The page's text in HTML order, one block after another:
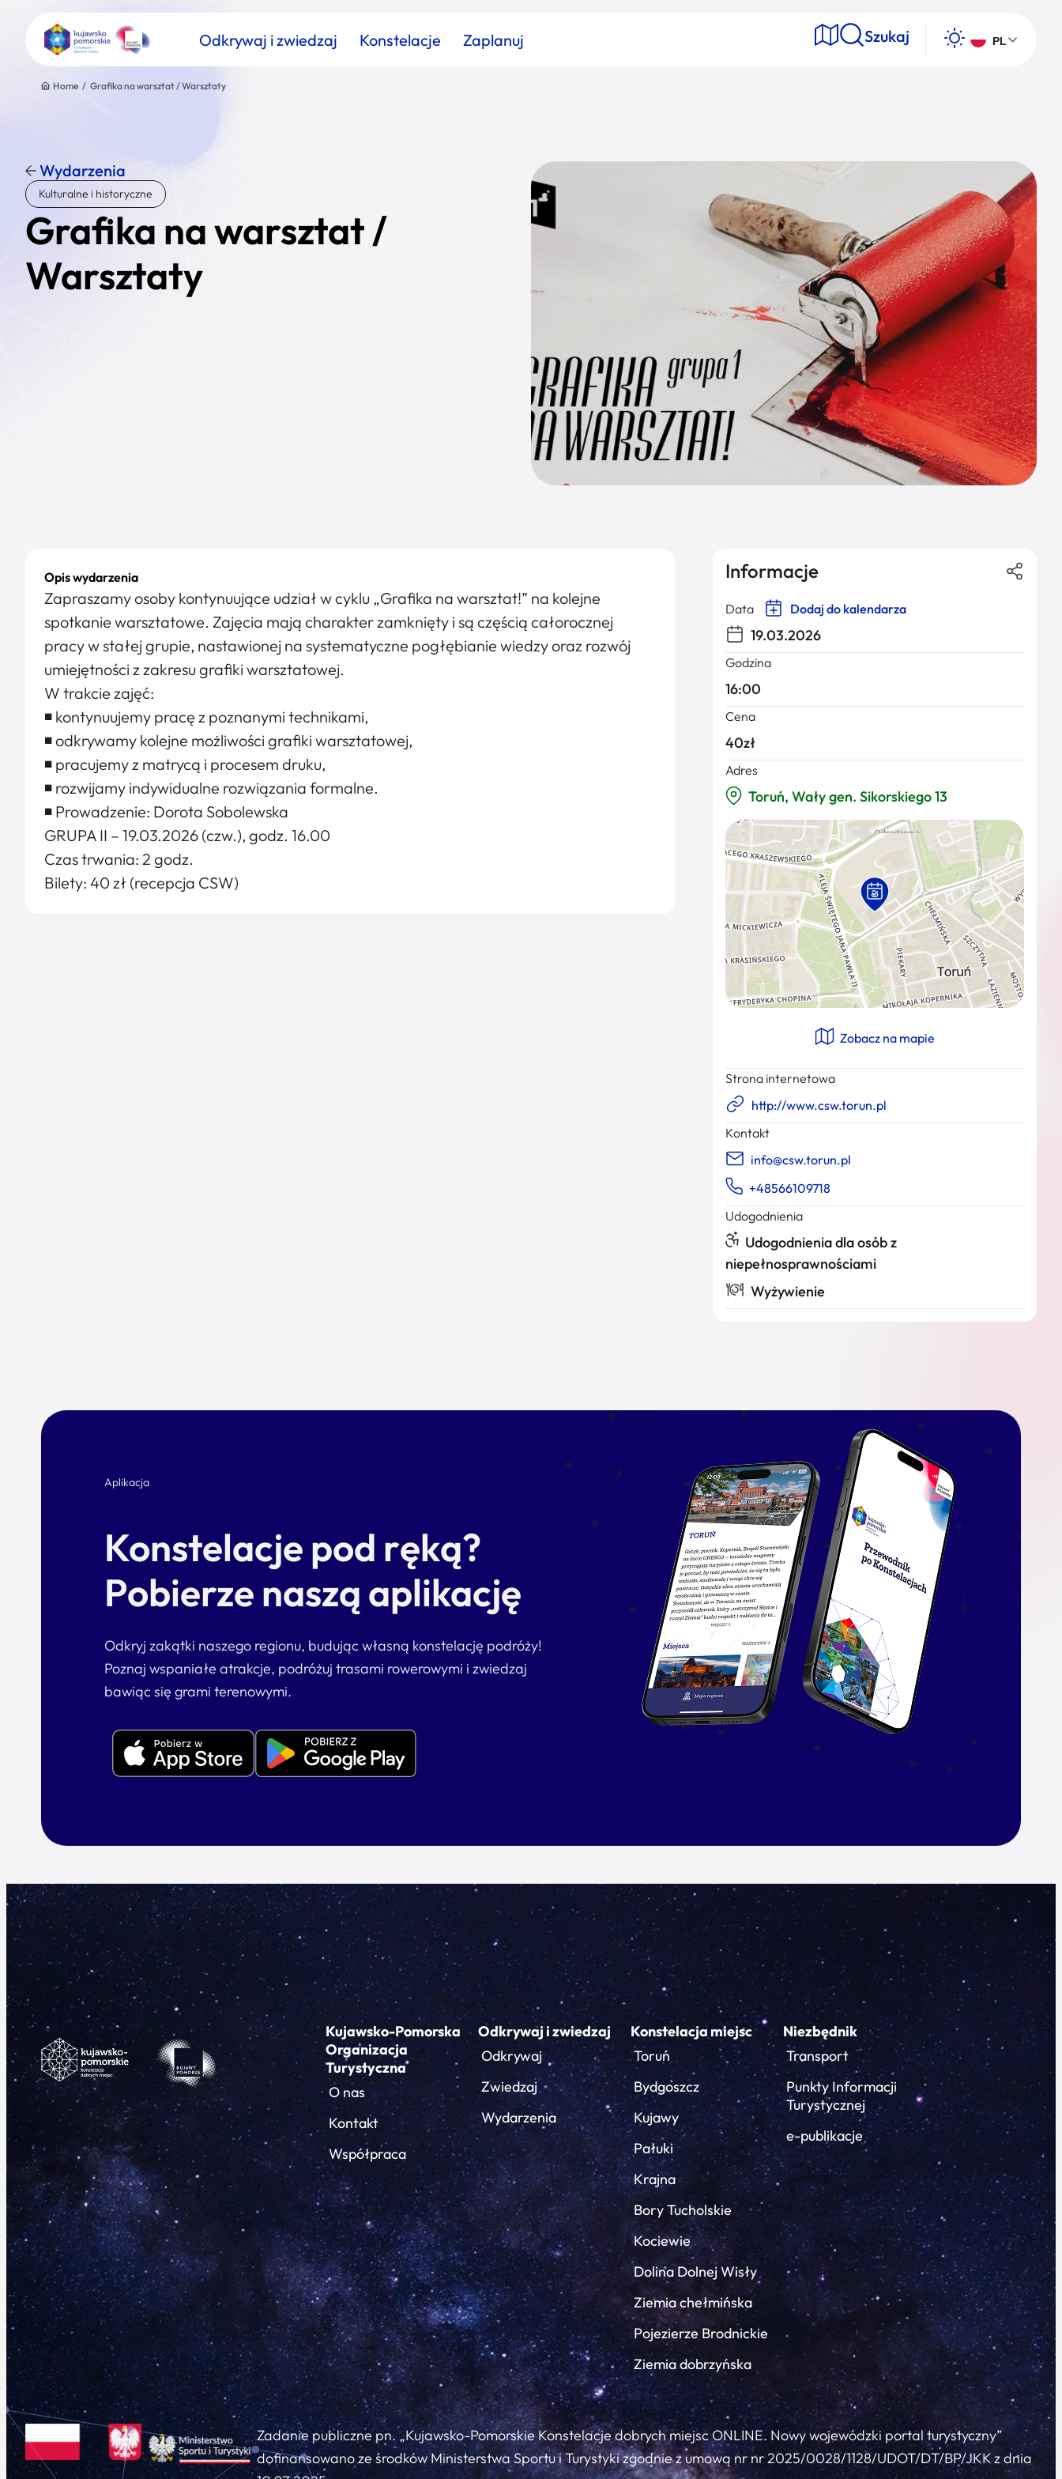
Odkrywaj i zwiedzaj Konstelacje Zaplanuj Szukaj PL
Znajdź atrakcję
Nazwa atrakcji Wyszukaj
Home / Grafika na warsztat / Warsztaty
Wydarzenia
Kulturalne i historyczne
Grafika na warsztat /
Warsztaty
Opis wydarzenia
Zapraszamy osoby kontynuujące udział w cyklu „Grafika na warsztat!” na kolejne
spotkanie warsztatowe. Zajęcia mają charakter zamknięty i są częścią całorocznej
pracy w stałej grupie, nastawionej na systematyczne pogłębianie wiedzy oraz rozwój
umiejętności z zakresu grafiki warsztatowej.
W trakcie zajęć:
◾ kontynuujemy pracę z poznanymi technikami,
◾ odkrywamy kolejne możliwości grafiki warsztatowej,
◾ pracujemy z matrycą i procesem druku,
◾ rozwijamy indywidualne rozwiązania formalne.
◾ Prowadzenie: Dorota Sobolewska
GRUPA II – 19.03.2026 (czw.), godz. 16.00
Czas trwania: 2 godz.
Bilety: 40 zł (recepcja CSW)
Informacje
Data Dodaj do kalendarza
19.03.2026
Godzina
16:00
Cena
40zł
Adres
Toruń, Wały gen. Sikorskiego 13
Zobacz na mapie
Strona internetowa
http://www.csw.torun.pl
Kontakt
info@csw.torun.pl
+48566109718
Udogodnienia
Udogodnienia dla osób z
niepełnosprawnościami
Wyżywienie
Aplikacja
Konstelacje pod ręką?
Pobierze naszą aplikację
Odkryj zakątki naszego regionu, budując własną konstelację podróży!
Poznaj wspaniałe atrakcje, podróżuj trasami rowerowymi i zwiedzaj
bawiąc się grami terenowymi.
Kujawsko-Pomorska
Organizacja
Turystyczna
O nas
Kontakt
Współpraca
Odkrywaj i zwiedzaj
Odkrywaj
Zwiedzaj
Wydarzenia
Konstelacja miejsc
Toruń
Bydgoszcz
Kujawy
Pałuki
Krajna
Bory Tucholskie
Kociewie
Dolina Dolnej Wisły
Ziemia chełmińska
Pojezierze Brodnickie
Ziemia dobrzyńska
Niezbędnik
Transport
Punkty Informacji
Turystycznej
e-publikacje
Zadanie publiczne pn. „Kujawsko-Pomorskie Konstelacje dobrych miejsc ONLINE. Nowy wojewódzki portal turystyczny”
dofinansowano ze środków Ministerstwa Sportu i Turystyki zgodnie z umową nr nr 2025/0028/1128/UDOT/DT/BP/JKK z dnia